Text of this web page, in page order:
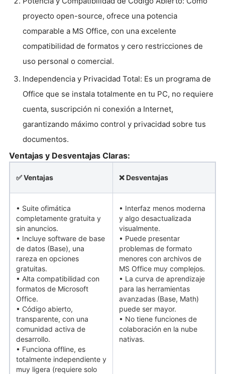
proyecto open-source, ofrece una potencia
comparable a MS Office, con una excelente
compatibilidad de formatos y cero restricciones de
uso personal o comercial.
Independencia y Privacidad Total: Es un programa de
Office que se instala totalmente en tu PC, no requiere
cuenta, suscripción ni conexión a Internet,
garantizando máximo control y privacidad sobre tus
documentos.
Ventajas y Desventajas Claras:
✅ Ventajas ❌ Desventajas
• Suite ofimática
completamente gratuita y
sin anuncios.
• Incluye software de base
de datos (Base), una
rareza en opciones
gratuitas.
• Alta compatibilidad con
formatos de Microsoft
Office.
• Código abierto,
transparente, con una
comunidad activa de
desarrollo.
• Funciona offline, es
totalmente independiente y
muy ligera (requiere solo
• Interfaz menos moderna
y algo desactualizada
visualmente.
• Puede presentar
problemas de formato
menores con archivos de
MS Office muy complejos.
• La curva de aprendizaje
para las herramientas
avanzadas (Base, Math)
puede ser mayor.
• No tiene funciones de
colaboración en la nube
nativas.